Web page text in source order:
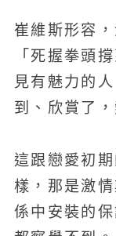
崔維斯形容
「死握拳頭
見有魅力的
到、欣賞了
這跟戀愛初
樣，那是激
係中安裝的